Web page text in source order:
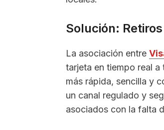
Solución:
La asociación entre
tarjeta en tiempo real
más rápida, sencilla y
un canal regulado y
asociados con la falta